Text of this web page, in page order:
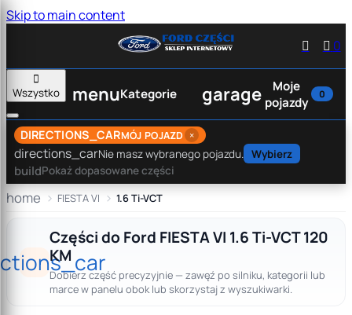
Skip to main content

 0

Wszystko
menuKategorie garage
Moje
pojazdy
0
DIRECTIONS_CARMÓJ POJAZD ×
directions_carNie masz wybranego pojazdu. Wybierz
buildPokaż dopasowane części
home FIESTA VI 1.6 Ti-VCT
Części do Ford FIESTA VI 1.6 Ti-VCT 120
KM
Dobierz część precyzyjnie — zawęź po silniku, kategorii lub
marce w panelu obok lub skorzystaj z wyszukiwarki.